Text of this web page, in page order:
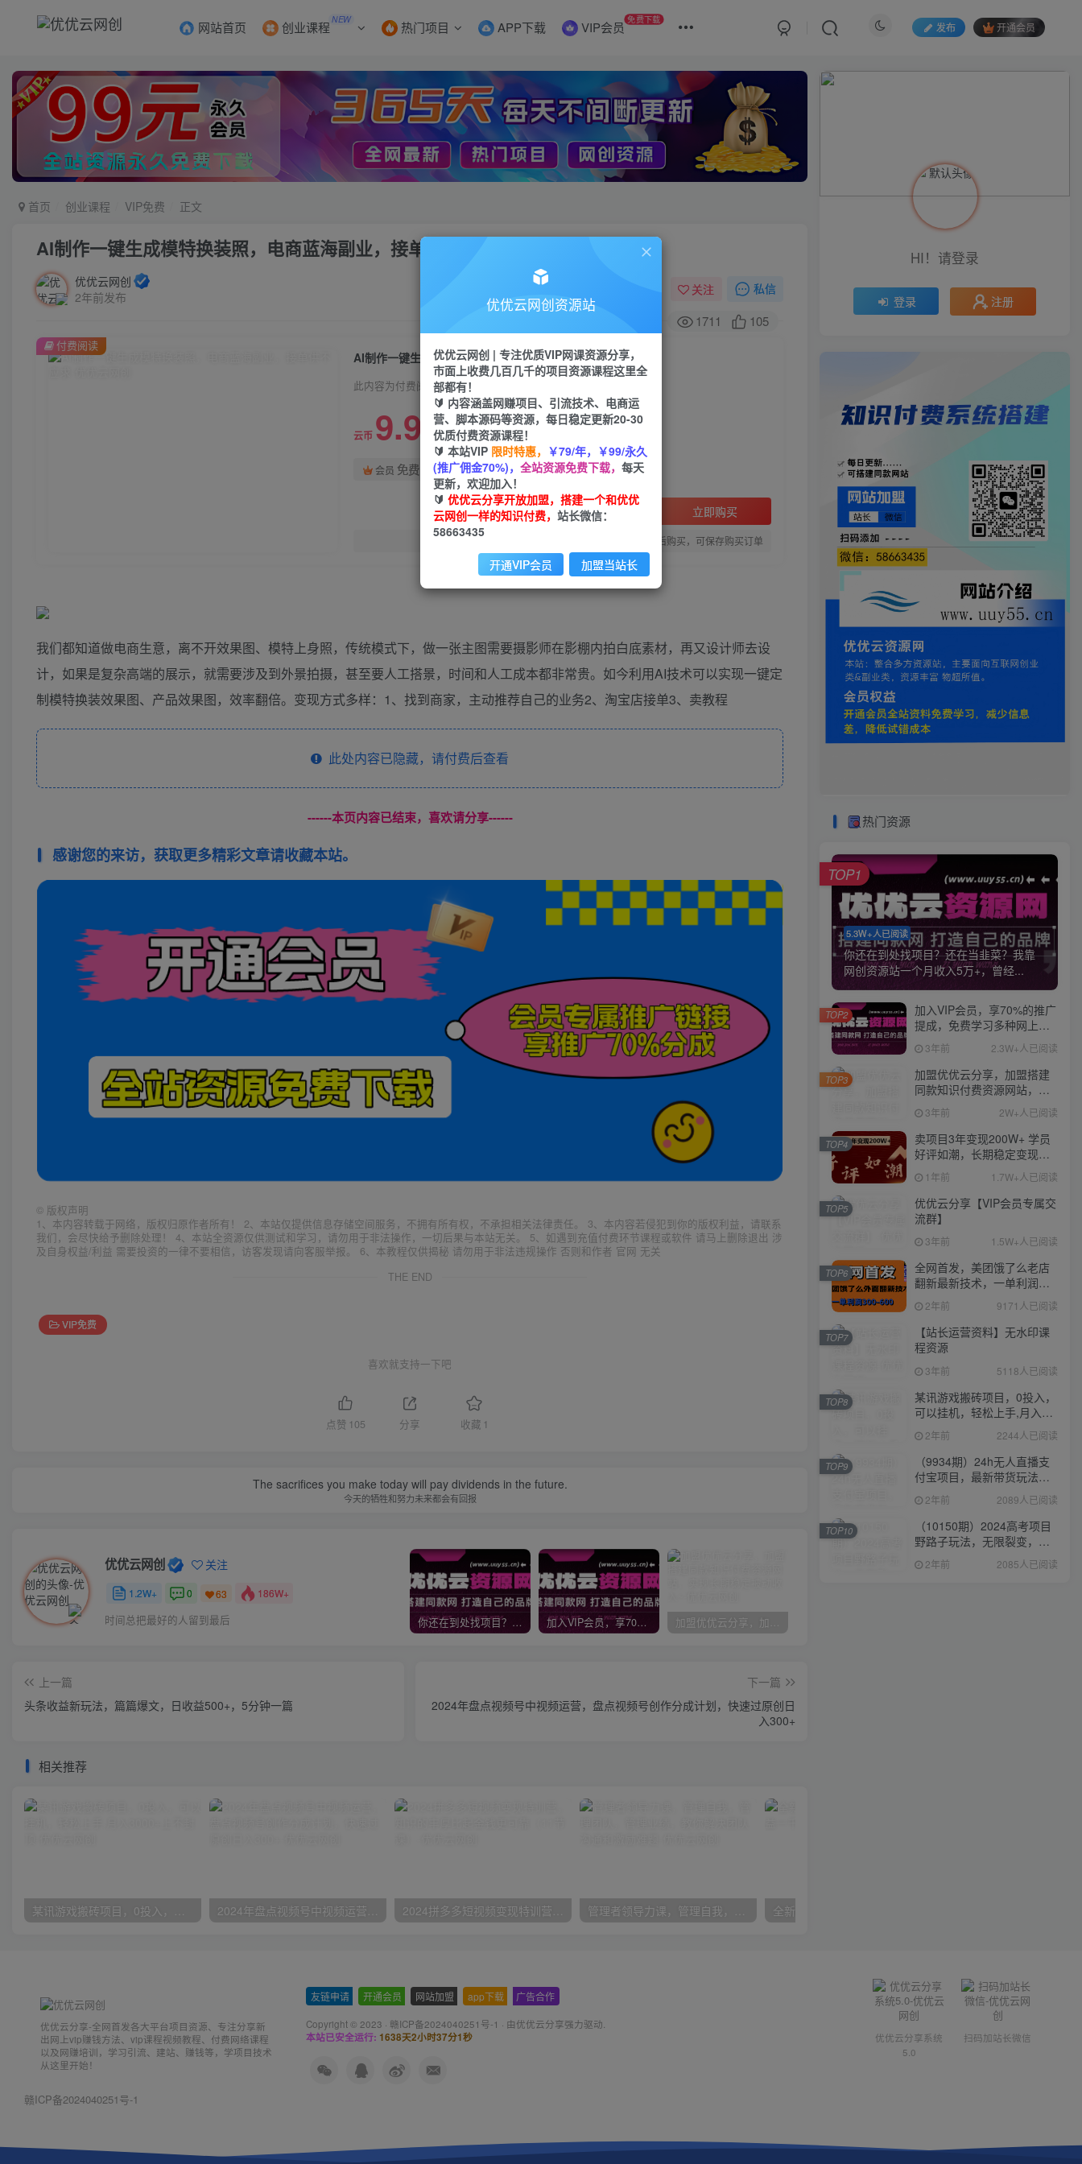
网站首页 创业课程 NEW 热门项目 APP下载 VIP会员 免费下载
发布 开通会员
首页 创业课程 VIP免费 正文
AI制作一键生成模特换装照，电商蓝海副业，接单供不应求
优优云网创
2年前发布
关注 私信
1711 105
AI制作一键生成模特换装照，电商蓝海副业，接单供不应求
此内容为付费阅读，请付费后查看
云币 9.9 云币99
会员 免费
立即购买
您当前未登录！建议登陆后购买，可保存购买订单
付费阅读
我们都知道做电商生意，离不开效果图、模特上身照，传统模式下，做一张主图需要摄影师在影棚内拍白底素材，再又设计师去设
计，如果是复杂高端的展示，就需要涉及到外景拍摄，甚至要人工搭景，时间和人工成本都非常贵。如今利用AI技术可以实现一键定
制模特换装效果图、产品效果图，效率翻倍。变现方式多样：1、找到商家，主动推荐自己的业务2、淘宝店接单3、卖教程
此处内容已隐藏，请付费后查看
------本页内容已结束，喜欢请分享------
感谢您的来访，获取更多精彩文章请收藏本站。
© 版权声明
1、本内容转载于网络，版权归原作者所有！ 2、本站仅提供信息存储空间服务，不拥有所有权，不承担相关法律责任。 3、本内容若侵犯到你的版权利益，请联系
我们，会尽快给予删除处理！ 4、本站全资源仅供测试和学习，请勿用于非法操作，一切后果与本站无关。 5、如遇到充值付费环节课程或软件 请马上删除退出 涉
及自身权益/利益 需要投资的一律不要相信，访客发现请向客服举报。 6、本教程仅供揭秘 请勿用于非法违规操作 否则和作者 官网 无关
THE END
VIP免费
喜欢就支持一下吧
点赞 105 分享 收藏 1
The sacrifices you make today will pay dividends in the future.
今天的牺牲和努力未来都会有回报
优优云网创 关注
1.2W+ 0 63 186W+
时间总把最好的人留到最后 你还在到处找项目？还在当韭菜？我靠网创资源站一个月收入5万+，曾经我也是个失败者。 加入VIP会员，享70%的推广提成，免费学习多种网上创业课程，菜鸟秒变大神！ 加盟优优云分享，加盟搭建同款知识付费资源网站，实现长期稳定被动收入~
上一篇
头条收益新玩法，篇篇爆文，日收益500+，5分钟一篇
下一篇
2024年盘点视频号中视频运营，盘点视频号创作分成计划，快速过原创日
入300+
相关推荐
某讯游戏搬砖项目，0投入，可以挂机，轻松上手,月入3000+上不封顶 2024年盘点视频号中视频运营，盘点视频号创作分成计划，快速过原创日入300+ 2024拼多多短视频变现特训营，知识的丰厚比起金钱更可靠（11节课） 管理者领导力课，管理自我，管理团队，管理业绩，教你解决团队沟通和激励难题
HI！请登录
登录 注册
热门资源
5.3W+人已阅读
你还在到处找项目？还在当韭菜？我靠
网创资源站一个月收入5万+，曾经...
TOP1
加入VIP会员，享70%的推广
提成，免费学习多种网上创
业课程，菜鸟秒变大神！
3年前 2.3W+人已阅读
TOP2
加盟优优云分享，加盟搭建
同款知识付费资源网站，实
现长期稳定被动收入~
3年前 2W+人已阅读
TOP3
卖项目3年变现200W+ 学员
好评如潮，长期稳定变现，
可以一直干到老！
1年前 1.7W+人已阅读
TOP4
优优云分享【VIP会员专属交
流群】
3年前 1.5W+人已阅读
TOP5
全网首发，美团饿了么老店
翻新最新技术，一单利润
300-600
2年前 9171人已阅读
TOP6
【站长运营资料】无水印课
程资源
3年前 5118人已阅读
TOP7
某讯游戏搬砖项目，0投入，
可以挂机，轻松上手,月入
3000+上不封顶
2年前 2244人已阅读
TOP8
（9934期）24h无人直播支
付宝项目，最新带货玩法，
纯躺赚实测日入500+
2年前 2089人已阅读
TOP9
（10150期）2024高考项目
野路子玩法，无限裂变，最
高一天1W＋！
2年前 2085人已阅读
TOP10
优优云分享-全网首发各大平台项目资源、专注分享新
出网上vip赚钱方法、vip课程视频教程、付费网络课程
以及网赚培训，学习引流、建站、赚钱等，学项目技术
从这里开始！
友链申请 开通会员 网站加盟 app下载 广告合作
Copyright © 2023 · 赣ICP备2024040251号-1 · 由优优云分享强力驱动.
本站已安全运行: 1638天2小时37分2秒
优优云分享系统
5.0
扫码加站长微信
赣ICP备2024040251号-1
优优云网创资源站
优优云网创 | 专注优质VIP网课资源分享，
市面上收费几百几千的项目资源课程这里全
部都有！
🔰 内容涵盖网赚项目、引流技术、电商运
营、脚本源码等资源，每日稳定更新20-30
优质付费资源课程！
🔰 本站VIP 限时特惠， ￥79/年，￥99/永久
(推广佣金70%)， 全站资源免费下载， 每天
更新，欢迎加入！
🔰 优优云分享开放加盟，搭建一个和优优
云网创一样的知识付费， 站长微信：
58663435
开通VIP会员 加盟当站长